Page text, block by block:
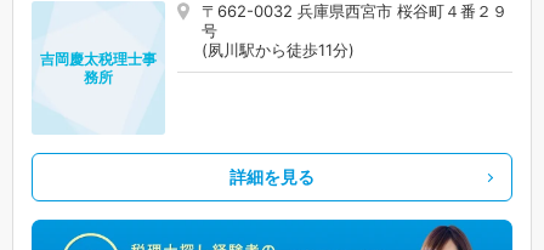
〒662-0032 兵庫県西宮市 桜谷町４番２９
号
(夙川駅から徒歩11分)
吉岡慶太税理士事
務所
詳細を見る